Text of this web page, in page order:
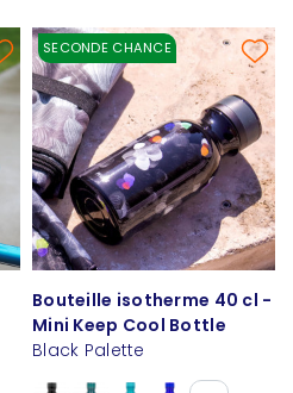
SECONDE CHANCE
Bouteille isotherme 40 cl -
Mini Keep Cool Bottle
Black Palette